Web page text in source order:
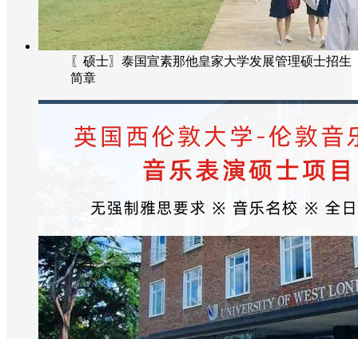
〖硕士〗泰国宣素那他皇家大学发展管理硕士招生
简章